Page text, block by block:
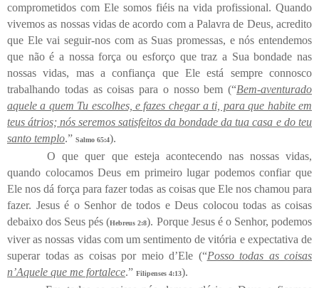
comprometidos com Ele somos fiéis na vida profissional. Quando
vivemos as nossas vidas de acordo com a Palavra de Deus, acredito
que Ele vai seguir-nos com as Suas promessas, e nós entendemos
que não é a nossa força ou esforço que traz a Sua bondade nas
nossas vidas, mas a confiança que Ele está sempre connosco
trabalhando todas as coisas para o nosso bem (“Bem-aventurado
aquele a quem Tu escolhes, e fazes chegar a ti, para que habite em
teus átrios; nós seremos satisfeitos da bondade da tua casa e do teu
santo templo.” Salmo 65:4).
O que quer que esteja acontecendo nas nossas vidas,
quando colocamos Deus em primeiro lugar podemos confiar que
Ele nos dá força para fazer todas as coisas que Ele nos chamou para
fazer. Jesus é o Senhor de todos e Deus colocou todas as coisas
debaixo dos Seus pés (Hebreus 2:8). Porque Jesus é o Senhor, podemos
viver as nossas vidas com um sentimento de vitória e expectativa de
superar todas as coisas por meio d’Ele (“Posso todas as coisas
n’Aquele que me fortalece.” Filipenses 4:13).